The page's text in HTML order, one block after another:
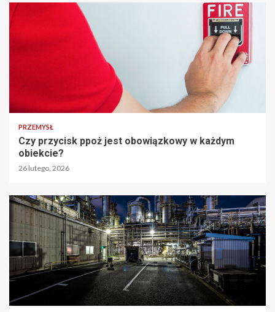
PRZEMYSŁ
Czy przycisk ppoż jest obowiązkowy w każdym
obiekcie?
26 lutego, 2026